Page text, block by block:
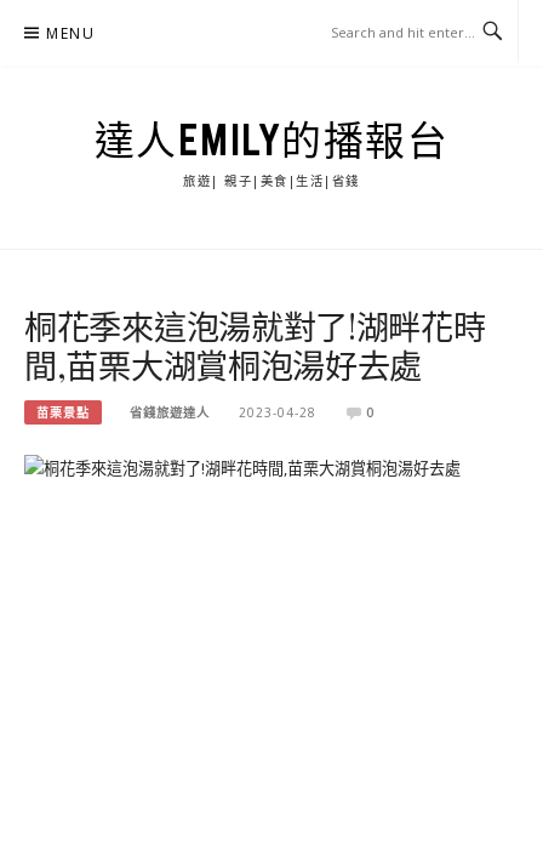
MENU
達人EMILY的播報台
旅遊| 親子|美食|生活|省錢
桐花季來這泡湯就對了!湖畔花時
間,苗栗大湖賞桐泡湯好去處
苗栗景點 省錢旅遊達人 2023-04-28 0